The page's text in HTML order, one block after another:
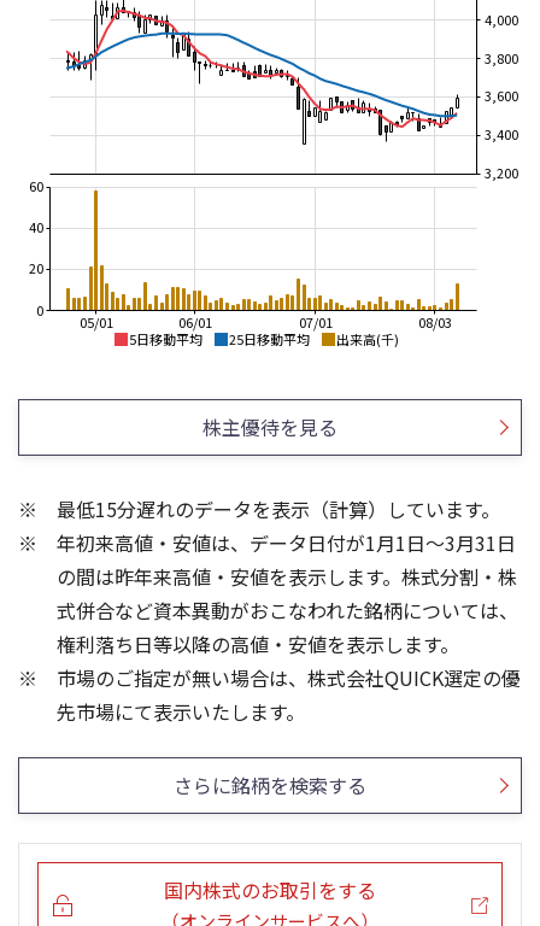
5日移動平均 25日移動平均 出来高(千)
08/03
07/01
06/01
05/01
3,200
3,400
3,600
3,800
4,000
0
20
40
60
25/12
25/10
25/08
25/06
25/04
2,500
3,000
4,000
4,500
24/01
23/01
22/01
21/01
2,500
3,000
4,000
4,500
株主優待を見る
最低15分遅れのデータを表示（計算）しています。
年初来高値・安値は、データ日付が1月1日～3月31日
の間は昨年来高値・安値を表示します。株式分割・株
式併合など資本異動がおこなわれた銘柄については、
権利落ち日等以降の高値・安値を表示します。
市場のご指定が無い場合は、株式会社QUICK選定の優
先市場にて表示いたします。
さらに銘柄を検索する
国内株式のお取引をする
（オンラインサービスへ）